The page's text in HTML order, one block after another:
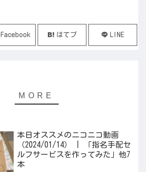
Facebook はてブ LINE
本日オススメのニコニコ動画
（2024/01/14） | 「指名手配セ
ルフサービスを作ってみた」他7
本